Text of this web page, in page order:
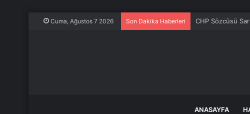
Cuma, Ağustos 7 2026 Son Dakika Haberleri CHP Sözcüsü
ANASAYFA